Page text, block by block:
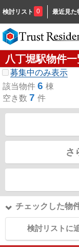
検討リスト 0 最近見た
八丁堀駅物件
募集中のみ表示
該当物件 6 棟
空き数 7 件
さ
チェックした物
検討リストに